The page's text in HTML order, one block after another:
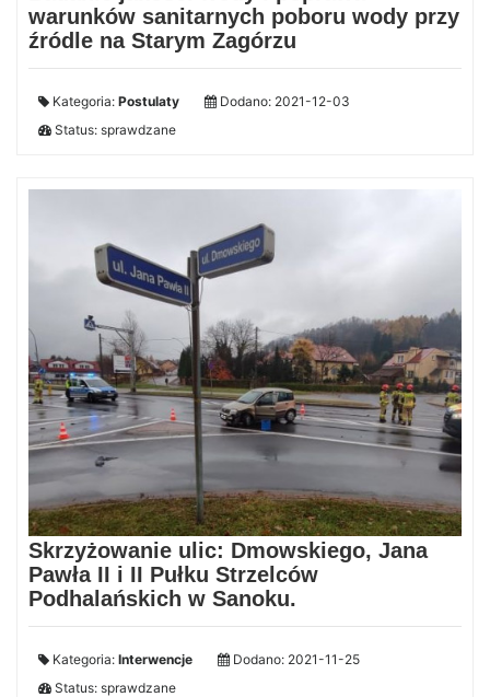
warunków sanitarnych poboru wody przy
źródle na Starym Zagórzu
Kategoria: Postulaty
Dodano: 2021-12-03
Status: sprawdzane
Skrzyżowanie ulic: Dmowskiego, Jana
Pawła II i II Pułku Strzelców
Podhalańskich w Sanoku.
Kategoria: Interwencje
Dodano: 2021-11-25
Status: sprawdzane